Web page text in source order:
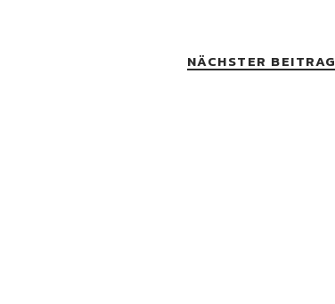
NÄCHSTER BEITRAG